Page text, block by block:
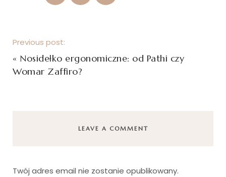
Previous post:
« Nosidełko ergonomiczne: od Pathi czy
Womar Zaffiro?
LEAVE A COMMENT
Twój adres email nie zostanie opublikowany.